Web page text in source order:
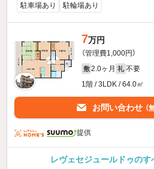
駐車場あり 駐輪場あり
7万円
（管理費1,000円）
敷 2.0ヶ月 礼 不要
1階 / 3LDK / 64.0㎡
お問い合わせ （
提供
レヴェセジュールドゥの